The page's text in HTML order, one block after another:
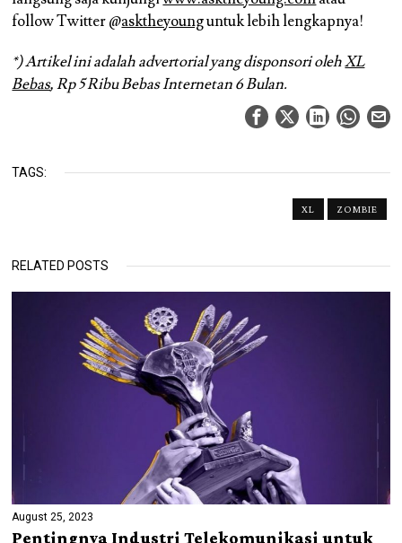
follow Twitter @asktheyounguntuk lebih lengkapnya!
*) Artikel ini adalah advertorial yang disponsori olehXL
Bebas, Rp 5 Ribu Bebas Internetan 6 Bulan.
TAGS:
XL ZOMBIE
RELATED POSTS
August 25, 2023
Pentingnya Industri Telekomunikasi untuk